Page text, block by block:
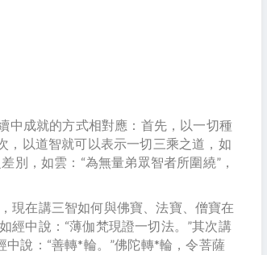
中成就的方式相對應：首先，以一切種
，以道智就可以表示一切三乘之道，如
別，如雲：“為無量弟眾智者所圍繞”，
現在講三智如何與佛寶、法寶、僧寶在
經中說：“薄伽梵現證一切法。”其次講
說：“善轉*輪。”佛陀轉*輪，令菩薩